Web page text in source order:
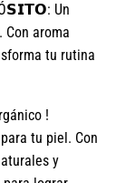
Un
aroma
tu rutina
!
tu piel. Con
y